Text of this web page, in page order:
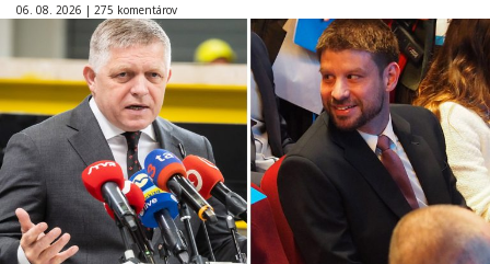
06. 08. 2026 | 275 komentárov